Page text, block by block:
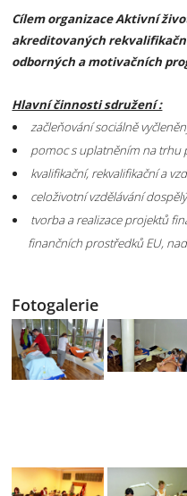
Cílem organizace Aktivní
akreditovaných
odborných a motivačních
Hlavní činnosti sdružení :
začleňování sociálně
pomoc s uplatněním na trhu
kvalifikační, rekvalifikační a
celoživotní vzdělávání
tvorba a realizace projektů
finančních prostředků EU,
Fotogalerie